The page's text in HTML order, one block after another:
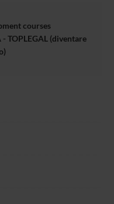
courses
TOPLEGAL (diventare